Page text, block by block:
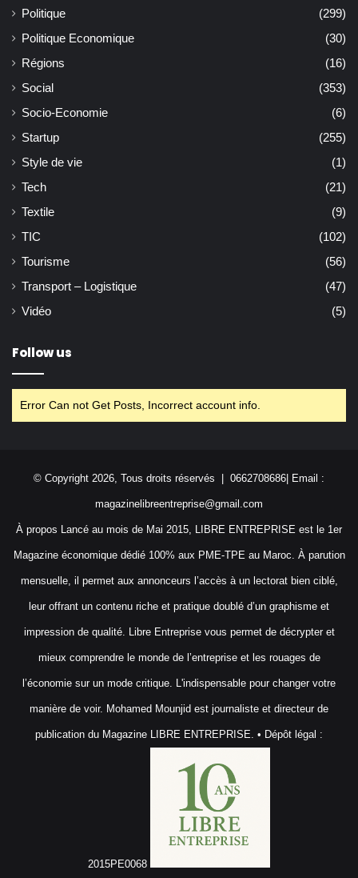
Politique
(299)
Politique Economique
(30)
Régions
(16)
Social
(353)
Socio-Economie
(6)
Startup
(255)
Style de vie
(1)
Tech
(21)
Textile
(9)
TIC
(102)
Tourisme
(56)
Transport – Logistique
(47)
Vidéo
(5)
Follow us
Error Can not Get Posts, Incorrect account info.
© Copyright 2026, Tous droits réservés | 0662708686| Email :
magazinelibreentreprise@gmail.com
À propos Lancé au mois de Mai 2015, LIBRE ENTREPRISE est le 1er
Magazine économique dédié 100% aux PME-TPE au Maroc. À parution
mensuelle, il permet aux annonceurs l’accès à un lectorat bien ciblé,
leur offrant un contenu riche et pratique doublé d’un graphisme et
impression de qualité. Libre Entreprise vous permet de décrypter et
mieux comprendre le monde de l’entreprise et les rouages de
l’économie sur un mode critique. L'indispensable pour changer votre
manière de voir. Mohamed Mounjid est journaliste et directeur de
publication du Magazine LIBRE ENTREPRISE. • Dépôt légal :
2015PE0068